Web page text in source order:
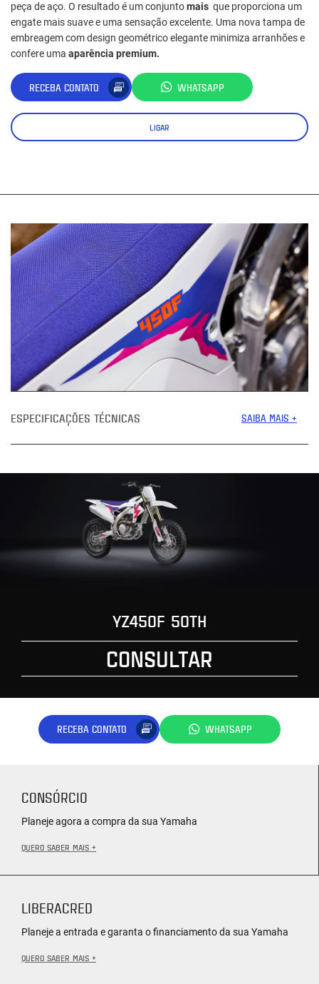
peça de aço. O resultado é um conjuntomais que proporciona um
engate mais suave e uma sensação excelente. Uma nova tampa de
embreagem com design geométrico elegante minimiza arranhões e
confere uma aparência premium.
RECEBA CONTATO WHATSAPP
LIGAR
ESPECIFICAÇÕES TÉCNICAS SAIBA MAIS +
YZ450F 50TH
CONSULTAR
RECEBA CONTATO WHATSAPP
CONSÓRCIO
Planeje agora a compra da sua Yamaha
QUERO SABER MAIS +
LIBERACRED
Planeje a entrada e garanta o financiamento da sua Yamaha
QUERO SABER MAIS +